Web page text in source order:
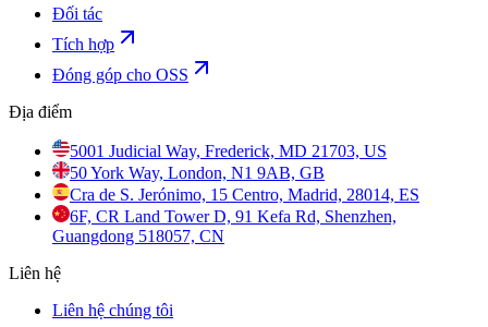
Đối tác
Tích hợp
Đóng góp cho OSS
Địa điểm
5001 Judicial Way, Frederick, MD 21703, US
50 York Way, London, N1 9AB, GB
Cra de S. Jerónimo, 15 Centro, Madrid, 28014, ES
6F, CR Land Tower D, 91 Kefa Rd, Shenzhen,
Guangdong 518057, CN
Liên hệ
Liên hệ chúng tôi